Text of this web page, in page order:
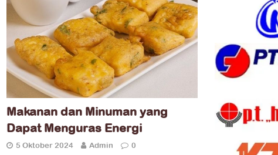
Makanan dan Minuman yang
Dapat Menguras Energi
5 Oktober 2024 Admin 0